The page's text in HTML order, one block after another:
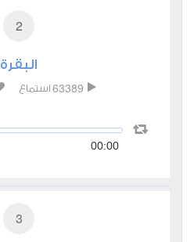
2
البقرة
63389 استماع
00:00
3